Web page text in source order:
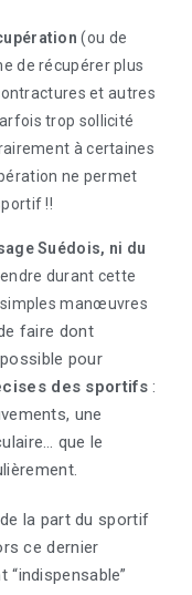
(ou de
de récupérer plus
et autres
trop sollicité
à certaines
ne permet
!!
Suédois, ni du
durant cette
manœuvres
faire dont
pour
des sportifs:
une
que le
la part du sportif
ce dernier